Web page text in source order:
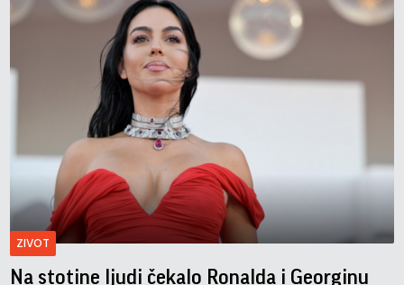
ZIVOT
Na stotine ljudi čekalo Ronalda i Georginu